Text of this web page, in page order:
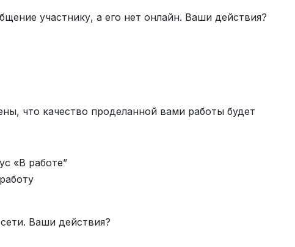
участнику, а его нет онлайн. Ваши действия?
что качество проделанной вами работы будет
«В работе”
Ваши действия?